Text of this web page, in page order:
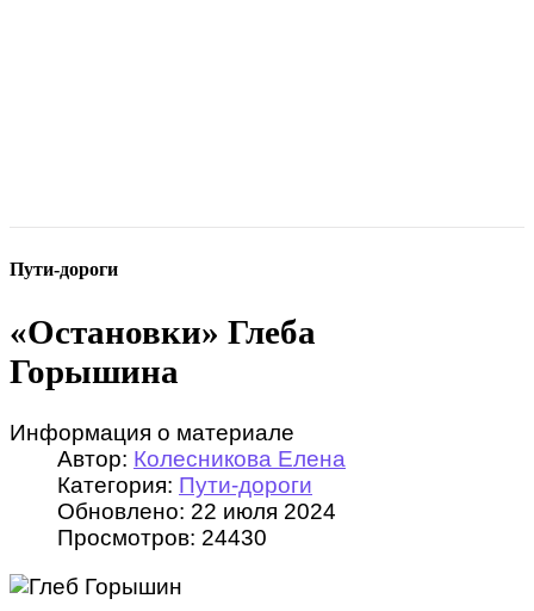
Пути-дороги
«Остановки» Глеба
Горышина
Информация о материале
Автор: Колесникова Елена
Категория: Пути-дороги
Обновлено: 22 июля 2024
Просмотров: 24430